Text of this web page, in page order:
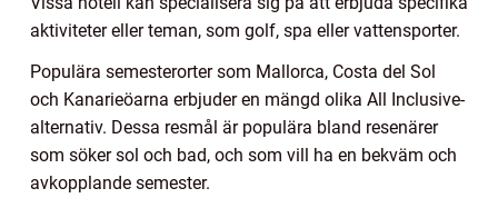
aktiviteter eller teman, som golf, spa eller vattensporter.
Populära semesterorter som Mallorca, Costa del Sol
och Kanarieöarna erbjuder en mängd olika All Inclusive-
alternativ. Dessa resmål är populära bland resenärer
som söker sol och bad, och som vill ha en bekväm och
avkopplande semester.